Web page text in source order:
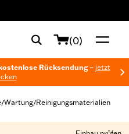
(0)
Rücksendung – jetzt
/Wartung/Reinigungsmaterialien